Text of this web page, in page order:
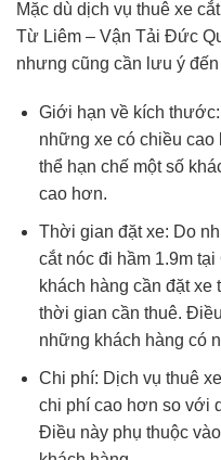
Mặc dù dịch vụ thuê xe
Từ Liêm – Vận Tải Đức
nhưng cũng cần lưu ý
Giới hạn về kích
những xe có chiều
thể hạn chế một số
cao hơn.
Thời gian đặt xe: Do
cắt nóc đi hầm 1.9m
khách hàng cần đặt xe
thời gian cần thuê.
những khách hàng có
Chi phí: Dịch vụ thuê
chi phí cao hơn so với
Điều này phụ thuộc